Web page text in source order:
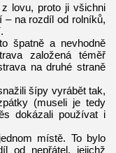
lovu, proto ji všichni
– na rozdíl od rolníků,
špatně a nevhodně
založená téměř
na druhé straně
šípy vyrábět tak,
(museli je tedy
dokázali používat i
místě. To bylo
od nepřátel, jejichž